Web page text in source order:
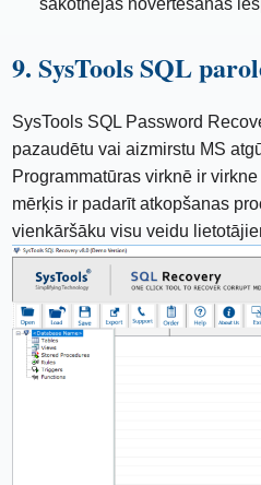
sākotnējās novērtēšanas
9. SysTools SQL
SysTools SQL Password
pazaudētu vai aizmirstu MS
Programmatūras virknē ir
mērķis ir padarīt atkopšanas
vienkāršāku visu veidu